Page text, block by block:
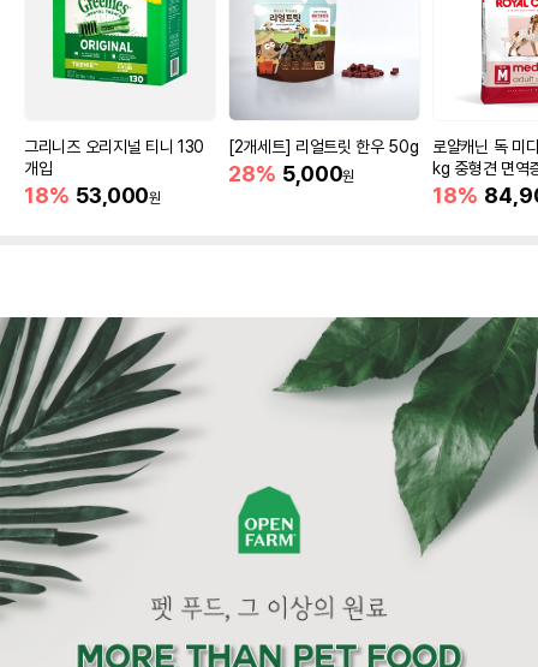
그리니즈 오리지널 티니 130
개입
18% 53,000원
[2개세트] 리얼트릿 한우 50g
28% 5,000원
로얄캐닌 독 미
kg 중형견 면역
18%